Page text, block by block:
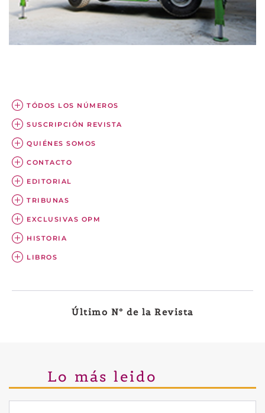
TÓDOS LOS NÚMEROS
SUSCRIPCIÓN REVISTA
QUIÉNES SOMOS
CONTACTO
EDITORIAL
TRIBUNAS
EXCLUSIVAS OPM
HISTORIA
LIBROS
Último Nº de la Revista
Lo más leido